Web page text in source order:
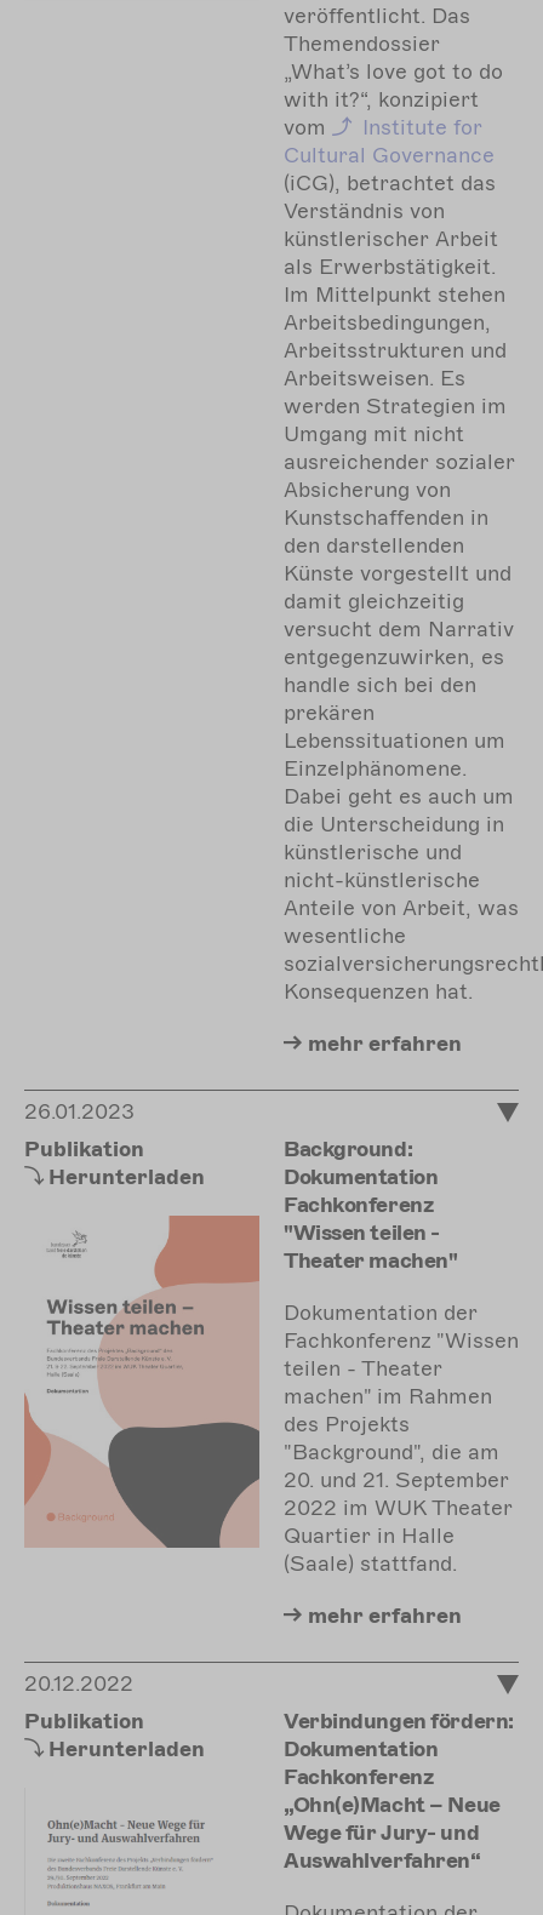
veröffentlicht. Das
Themendossier
„What’s love got to do
with it?“, konzipiert
vom
Institute for
Cultural Governance
(iCG), betrachtet das
Verständnis von
künstlerischer Arbeit
als Erwerbstätigkeit.
Im Mittelpunkt stehen
Arbeitsbedingungen,
Arbeitsstrukturen und
Arbeitsweisen. Es
werden Strategien im
Umgang mit nicht
ausreichender sozialer
Absicherung von
Kunstschaffenden in
den darstellenden
Künste vorgestellt und
damit gleichzeitig
versucht dem Narrativ
entgegenzuwirken, es
handle sich bei den
prekären
Lebenssituationen um
Einzelphänomene.
Dabei geht es auch um
die Unterscheidung in
künstlerische und
nicht-künstlerische
Anteile von Arbeit, was
wesentliche
Konsequenzen hat.
mehr erfahren
26.01.2023
Publikation
Herunterladen
Background:
Dokumentation
Fachkonferenz
"Wissen teilen -
Theater machen"
Dokumentation der
Fachkonferenz "Wissen
teilen - Theater
machen" im Rahmen
des Projekts
"Background", die am
20. und 21. September
2022 im WUK Theater
Quartier in Halle
(Saale) stattfand.
mehr erfahren
20.12.2022
Publikation
Herunterladen
Verbindungen fördern:
Dokumentation
Fachkonferenz
„Ohn(e)Macht – Neue
Wege für Jury- und
Auswahlverfahren“